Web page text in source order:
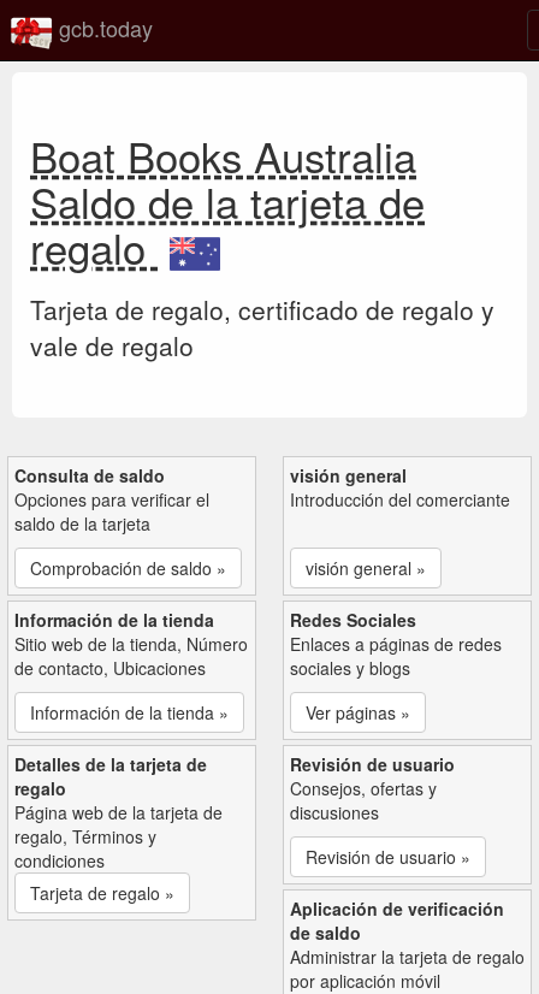
gcb.today
Boat Books Australia
Saldo de la tarjeta de
regalo
Tarjeta de regalo, certificado de regalo y
vale de regalo
Consulta de saldo
Opciones para verificar el
saldo de la tarjeta
Comprobación de saldo »
visión general
Introducción del comerciante
visión general »
Información de la tienda
Sitio web de la tienda, Número
de contacto, Ubicaciones
Información de la tienda »
Redes Sociales
Enlaces a páginas de redes
sociales y blogs
Ver páginas »
Detalles de la tarjeta de
regalo
Página web de la tarjeta de
regalo, Términos y
condiciones
Tarjeta de regalo »
Revisión de usuario
Consejos, ofertas y
discusiones
Revisión de usuario »
Aplicación de verificación
de saldo
Administrar la tarjeta de regalo
por aplicación móvil